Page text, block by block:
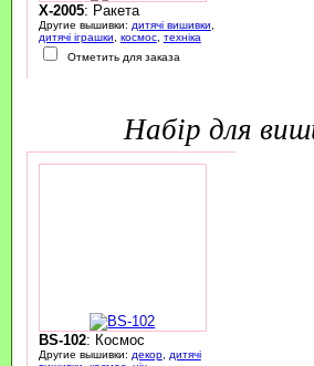
X-2005: Ракета
Другие вышивки: дитячі вишивки
дитячі іграшки
космос, техніка
Отметить для заказа
набір для
BS-102: Космос
Другие вышивки: декор, дитячі